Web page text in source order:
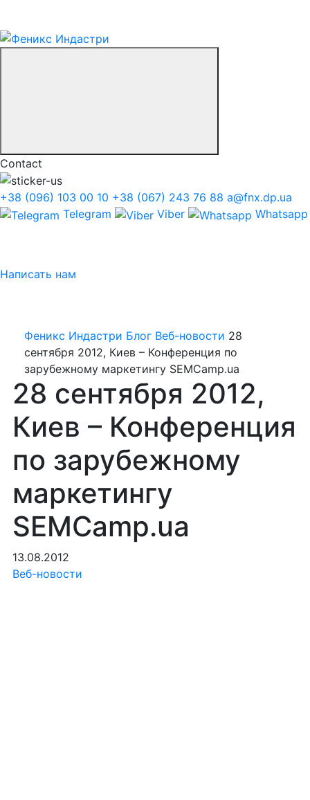
Contact
+38 (096) 103 00 10 +38 (067) 243 76 88 a@fnx.dp.ua
Telegram
Viber Whatsapp
Написать нам
Феникс Индастри Блог Веб-новости 28
сентября 2012, Киев – Конференция по
зарубежному маркетингу SEMCamp.ua
28 сентября 2012,
Киев – Конференция
по зарубежному
маркетингу
SEMCamp.ua
13.08.2012
Веб-новости